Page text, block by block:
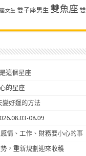
女生 雙子座男生 雙魚座 雙
這個星座
的星座
變好運的方法
08.09
情、工作、財務要小心的事
，重新規劃迎來收穫